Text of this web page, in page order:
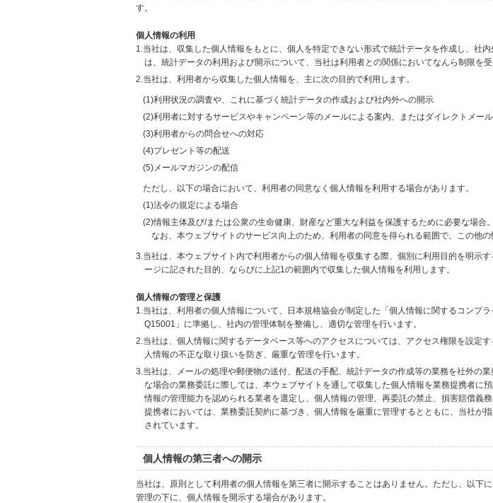
す。
個人情報の利用
1.当社は、収集した個人情報をもとに、個人を特定できない形式で統計データを作成し、社
は、統計データの利用および開示について、当社は利用者との関係においてなんら制限を受
2.当社は、利用者から収集した個人情報を、主に次の目的で利用します。
(1)利用状況の調査や、これに基づく統計データの作成および社内外への開示
(2)利用者に対するサービスやキャンペーン等のメールによる案内、またはダイレクトメー
(3)利用者からの問合せへの対応
(4)プレゼント等の配送
(5)メールマガジンの配信
ただし、以下の場合において、利用者の同意なく個人情報を利用する場合があります。
(1)法令の規定による場合
(2)情報主体及び/または公衆の生命健康、財産など重大な利益を保護するために必要な場合。
なお、本ウェブサイトのサービス向上のため、利用者の同意を得られる範囲で、この他の
3.当社は、本ウェブサイト内で利用者からの個人情報を収集する際、個別に利用目的を明示
ージに記された目的、ならびに上記1の範囲内で収集した個人情報を利用します。
個人情報の管理と保護
1.当社は、利用者の個人情報について、日本規格協会が制定した「個人情報に関するコンプ
Q15001」に準拠し、社内の管理体制を整備し、適切な管理を行います。
2.当社は、個人情報に関するデータベース等へのアクセスについては、アクセス権限を設定
人情報の不正な取り扱いを防ぎ、厳重な管理を行います。
3.当社は、メールの処理や郵便物の送付、配送の手配、統計データの作成等の業務を社外の
な場合の業務委託に際しては、本ウェブサイトを通して収集した個人情報を業務提携者に
情報の管理能力を認められる業者を選定し、個人情報の管理、再委託の禁止、損害賠償義
提携者においては、業務委託契約に基づき、個人情報を厳重に管理するとともに、当社が
されています。
個人情報の第三者への開示
当社は、原則として利用者の個人情報を第三者に開示することはありません。ただし、以下
管理の下に、個人情報を開示する場合があります。